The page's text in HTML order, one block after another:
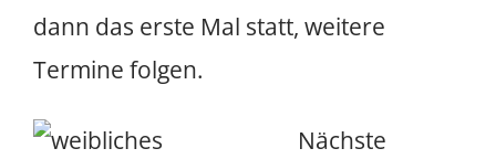
dann das erste Mal statt, weitere
Termine folgen.
Nächste